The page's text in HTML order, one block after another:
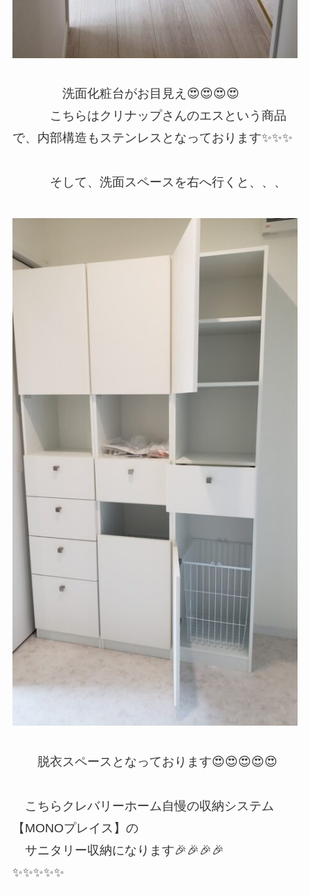
洗面化粧台がお目見え😍😍😍😍
こちらはクリナップさんのエスという商品
で、内部構造もステンレスとなっております✨✨✨
そして、洗面スペースを右へ行くと、、、
脱衣スペースとなっております😍😍😍😍😍
こちらクレバリーホーム自慢の収納システム
【MONOプレイス】の
サニタリー収納になります🎉🎉🎉🎉
✨✨✨✨✨